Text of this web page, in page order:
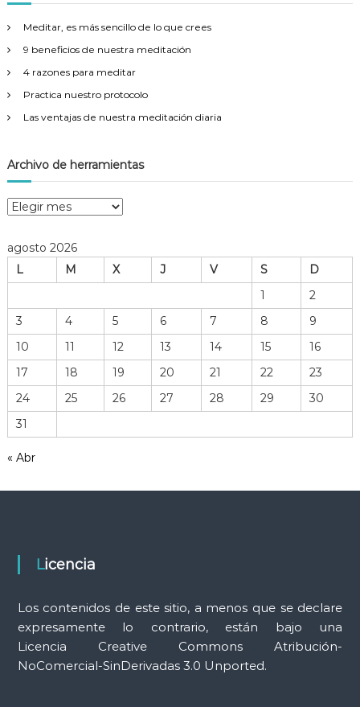
:
Meditar, es más sencillo de lo que crees
9 beneficios de nuestra meditación
4 razones para meditar
Practica nuestro protocolo
Las ventajas de nuestra meditación diaria
Archivo de herramientas
A
h
o
h
r
r
m
i
n
agosto 2026
L
M X J V S
D
1
2
3
4 5 6 7 8
9
10
11 12 13 14 15
16
17
18 19 20 21 22
23
24
25 26 27 28 29
30
31
« Abr
Licencia
Los contenidos de este sitio, a menos que se declare
expresamente lo contrario, están bajo una
Licencia Creative Commons Atribución-
NoComercial-SinDerivadas 3.0 Unported.